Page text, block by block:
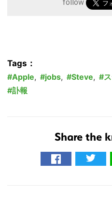
follow
Tags：
Apple, jobs, Steve,
訃報
Share the